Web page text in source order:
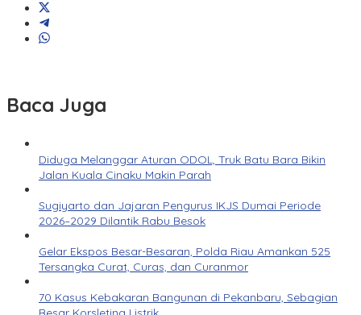
Baca Juga
Diduga Melanggar Aturan ODOL, Truk Batu Bara Bikin
Jalan Kuala Cinaku Makin Parah
Sugiyarto dan Jajaran Pengurus IKJS Dumai Periode
2026–2029 Dilantik Rabu Besok
Gelar Ekspos Besar-Besaran, Polda Riau Amankan 525
Tersangka Curat, Curas, dan Curanmor
70 Kasus Kebakaran Bangunan di Pekanbaru, Sebagian